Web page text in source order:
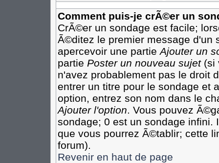
Comment puis-je crÃ©er un
CrÃ©er un sondage est facile;
Ã©ditez le premier message d'un
apercevoir une partieAjouter un
partie Poster un nouveau sujet(si
n'avez probablement pas le droit
entrer un titre pour le sondage et
option, entrez son nom dans le
Ajouter l'option. Vous pouvez
sondage; 0 est un sondage infini.
que vous pourrez Ã©tablir; cette
forum).
Revenir en haut de page